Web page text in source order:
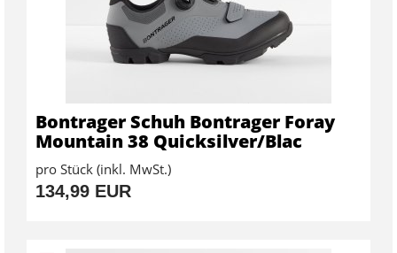
Bontrager Schuh Bontrager Foray
Mountain 38 Quicksilver/Blac
pro Stück (inkl. MwSt.)
134,99 EUR